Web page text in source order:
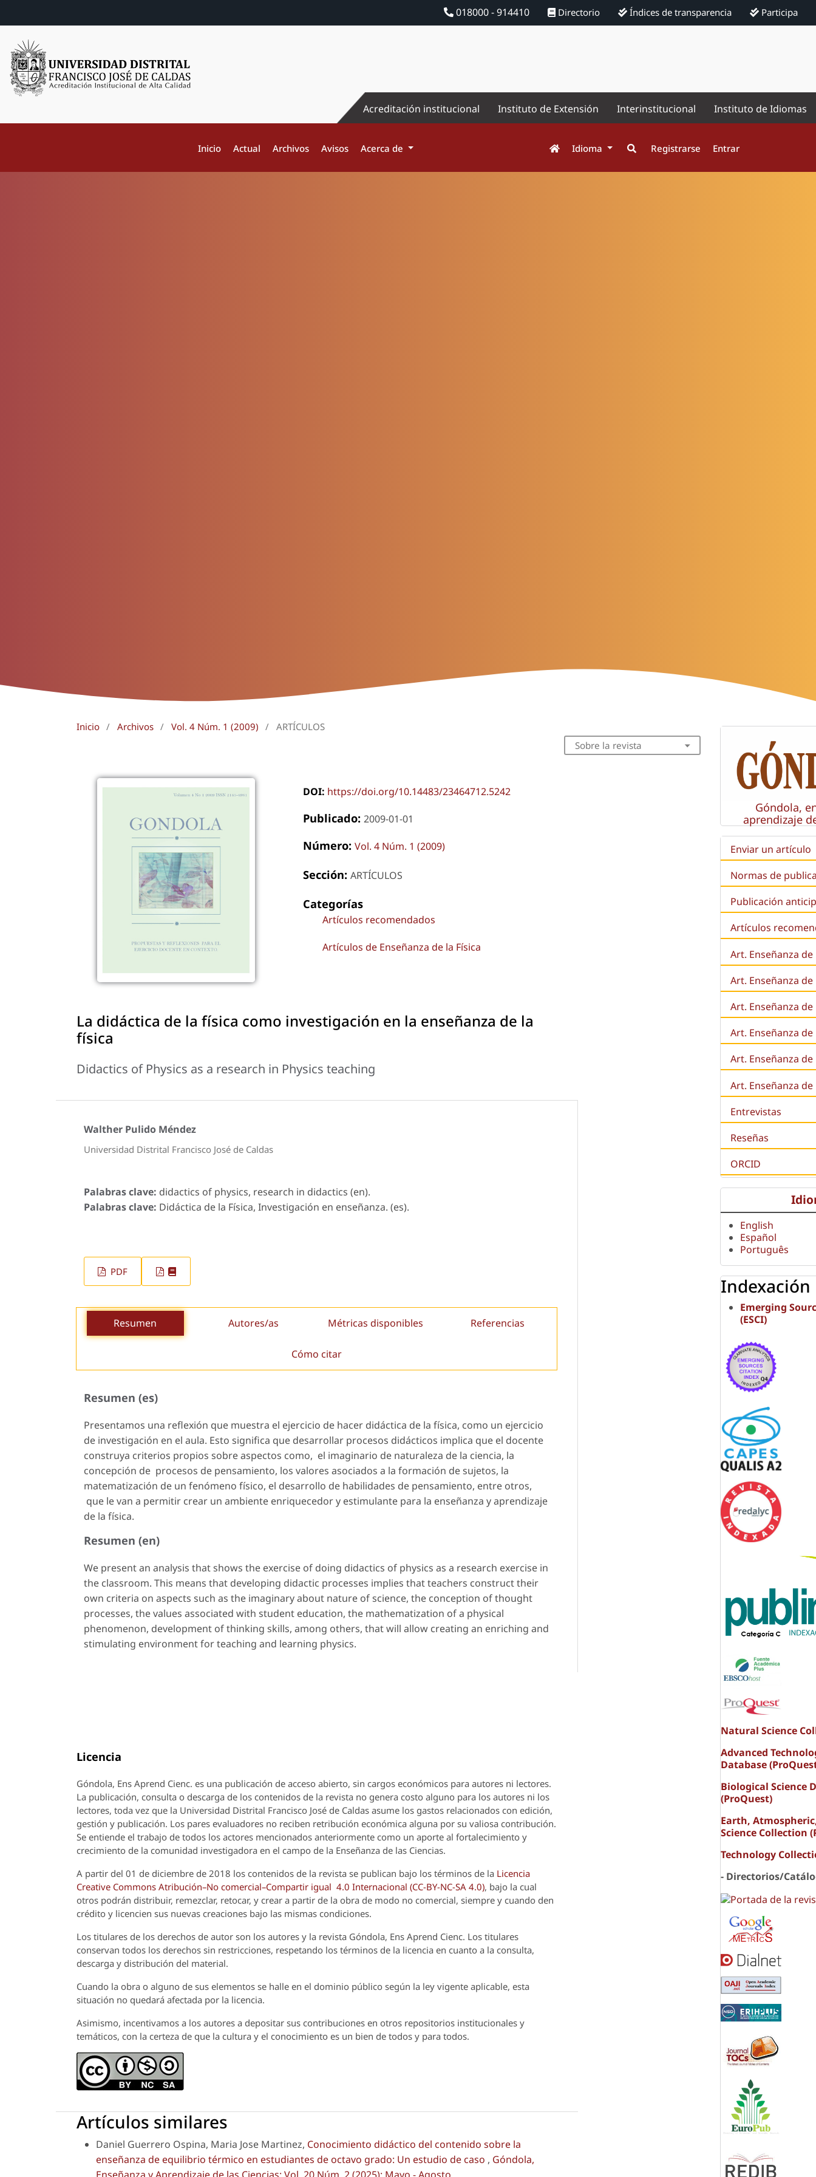
018000 - 914410 Directorio Índices de transparencia Participa
Acreditación institucional Instituto de Extensión Interinstitucional Instituto de Idiomas
Inicio Actual Archivos Avisos Acerca de Idioma Registrarse Entrar
Inicio / Archivos / Vol. 4 Núm. 1 (2009) / ARTÍCULOS
DOI: https://doi.org/10.14483/23464712.5242
Publicado: 2009-01-01
Número: Vol. 4 Núm. 1 (2009)
Sección: ARTÍCULOS
Categorías
Artículos recomendados
Artículos de Enseñanza de la Física
La didáctica de la física como investigación en la enseñanza de la
física
Didactics of Physics as a research in Physics teaching
Walther Pulido Méndez
Universidad Distrital Francisco José de Caldas
Palabras clave: didactics of physics, research in didactics (en).
Palabras clave: Didáctica de la Física, Investigación en enseñanza. (es).
PDF
Resumen Autores/as Métricas disponibles Referencias
Cómo citar
Resumen (es)
Presentamos una reflexión que muestra el ejercicio de hacer didáctica de la física, como un ejercicio
de investigación en el aula. Esto significa que desarrollar procesos didácticos implica que el docente
construya criterios propios sobre aspectos como, el imaginario de naturaleza de la ciencia, la
concepción de procesos de pensamiento, los valores asociados a la formación de sujetos, la
matematización de un fenómeno físico, el desarrollo de habilidades de pensamiento, entre otros,
que le van a permitir crear un ambiente enriquecedor y estimulante para la enseñanza y aprendizaje
de la física.
Resumen (en)
We present an analysis that shows the exercise of doing didactics of physics as a research exercise in
the classroom. This means that developing didactic processes implies that teachers construct their
own criteria on aspects such as the imaginary about nature of science, the conception of thought
processes, the values associated with student education, the mathematization of a physical
phenomenon, development of thinking skills, among others, that will allow creating an enriching and
stimulating environment for teaching and learning physics.
Licencia
Góndola, Ens Aprend Cienc. es una publicación de acceso abierto, sin cargos económicos para autores ni lectores.
La publicación, consulta o descarga de los contenidos de la revista no genera costo alguno para los autores ni los
lectores, toda vez que la Universidad Distrital Francisco José de Caldas asume los gastos relacionados con edición,
gestión y publicación. Los pares evaluadores no reciben retribución económica alguna por su valiosa contribución.
Se entiende el trabajo de todos los actores mencionados anteriormente como un aporte al fortalecimiento y
crecimiento de la comunidad investigadora en el campo de la Enseñanza de las Ciencias.
A partir del 01 de diciembre de 2018 los contenidos de la revista se publican bajo los términos de la Licencia
Creative Commons Atribución–No comercial–Compartir igual 4.0 Internacional (CC-BY-NC-SA 4.0), bajo la cual
otros podrán distribuir, remezclar, retocar, y crear a partir de la obra de modo no comercial, siempre y cuando den
crédito y licencien sus nuevas creaciones bajo las mismas condiciones.
Los titulares de los derechos de autor son los autores y la revista Góndola, Ens Aprend Cienc. Los titulares
conservan todos los derechos sin restricciones, respetando los términos de la licencia en cuanto a la consulta,
descarga y distribución del material.
Cuando la obra o alguno de sus elementos se halle en el dominio público según la ley vigente aplicable, esta
situación no quedará afectada por la licencia.
Asimismo, incentivamos a los autores a depositar sus contribuciones en otros repositorios institucionales y
temáticos, con la certeza de que la cultura y el conocimiento es un bien de todos y para todos.
Artículos similares
Daniel Guerrero Ospina, Maria Jose Martinez, Conocimiento didáctico del contenido sobre la
enseñanza de equilibrio térmico en estudiantes de octavo grado: Un estudio de caso , Góndola,
Sobre la revista
Góndola,
aprendizaje
Enviar un artículo
Normas de
Publicación
Artículos
Art. Enseñanza
Art. Enseñanza
Art. Enseñanza de
Art. Enseñanza de
Art. Enseñanza
Art. Enseñanza
Entrevistas
Reseñas
ORCID
English
Español
Português
Indexación
Emerging
(ESCI)
Natural Science
Advanced
Database
Biological Science
(ProQuest)
Earth,
Science Collection
Technology
- Directorios/